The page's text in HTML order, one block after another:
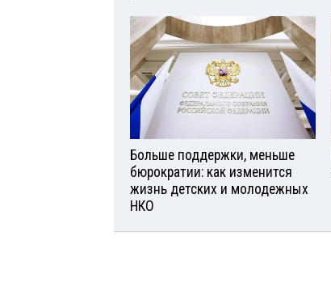
Больше поддержки, меньше
бюрократии: как изменится
жизнь детских и молодежных
НКО